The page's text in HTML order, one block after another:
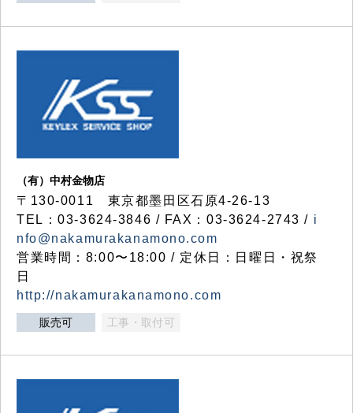
（有）中村金物店
〒130-0011 東京都墨田区石原4-26-13
TEL：03-3624-3846 / FAX：03-3624-2743 / i
nfo@nakamurakanamono.com
営業時間：8:00〜18:00 / 定休日：日曜日・祝祭
日
http://nakamurakanamono.com
販売可 工事・取付可